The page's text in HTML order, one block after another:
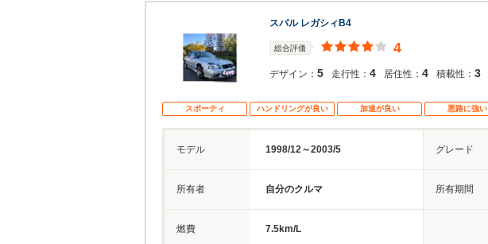
スバル レガシィB4
総合評価 4
デザイン： 5 走行性： 4 居住性： 4 積載性： 3
スポーティ ハンドリングが良い 加速が良い 悪路に強い
モデル 1998/12～2003/5 グレード
所有者 自分のクルマ 所有期間
燃費 7.5km/L